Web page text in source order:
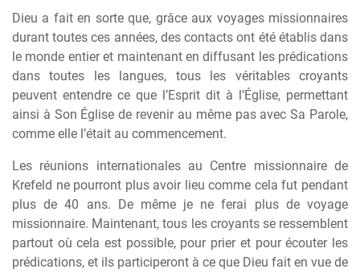
Dieu a fait en sorte que, grâce aux voyages missionnaires
durant toutes ces années, des contacts ont été établis dans
le monde entier et maintenant en diffusant les prédications
dans toutes les langues, tous les véritables croyants
peuvent entendre ce que l’Esprit dit à l’Église, permettant
ainsi à Son Église de revenir au même pas avec Sa Parole,
comme elle l’était au commencement.
Les réunions internationales au Centre missionnaire de
Krefeld ne pourront plus avoir lieu comme cela fut pendant
plus de 40 ans. De même je ne ferai plus de voyage
missionnaire. Maintenant, tous les croyants se ressemblent
partout où cela est possible, pour prier et pour écouter les
prédications, et ils participeront à ce que Dieu fait en vue de